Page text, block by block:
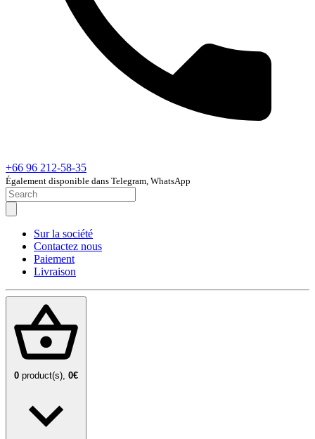
+66 96 212-58-35
Également disponible dans Telegram, WhatsApp
Sur la société
Contactez nous
Paiement
Livraison
0 product(s), 0€